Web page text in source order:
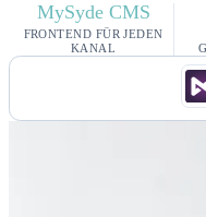
MySyde CMS
FRONTEND FÜR JEDEN
KANAL